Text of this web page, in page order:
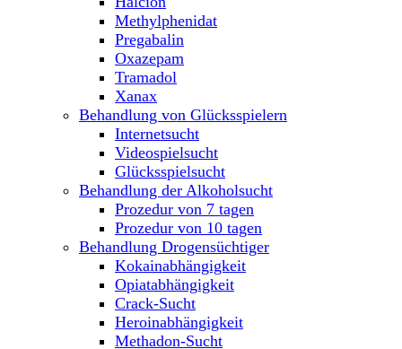
Methylphenidat
Pregabalin
Oxazepam
Tramadol
Xanax
Behandlung von Glücksspielern
Internetsucht
Videospielsucht
Glücksspielsucht
Behandlung der Alkoholsucht
Prozedur von 7 tagen
Prozedur von 10 tagen
Behandlung Drogensüchtiger
Kokainabhängigkeit
Opiatabhängigkeit
Crack-Sucht
Heroinabhängigkeit
Methadon-Sucht